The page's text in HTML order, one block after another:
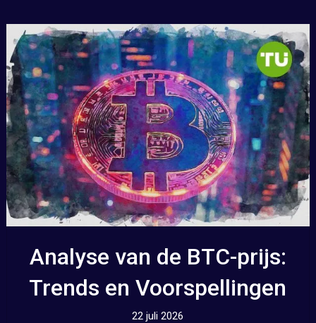
Analyse van de BTC-prijs:
Trends en Voorspellingen
22 juli 2026